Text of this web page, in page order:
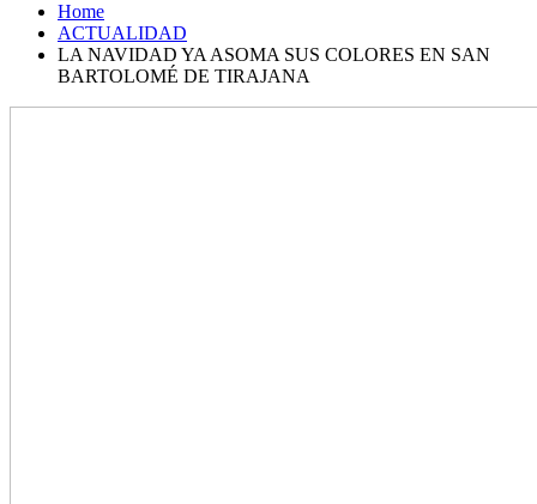
Home
ACTUALIDAD
LA NAVIDAD YA ASOMA SUS COLORES EN SAN
BARTOLOMÉ DE TIRAJANA